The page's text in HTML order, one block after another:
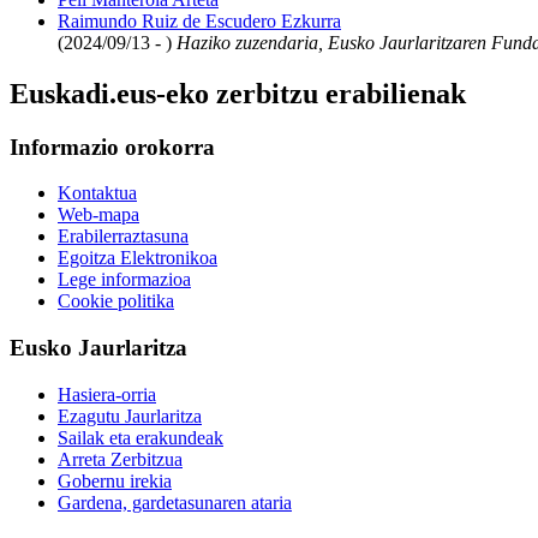
Raimundo Ruiz de Escudero Ezkurra
(2024/09/13 - ) Haziko zuzendaria, Eusko Jaurlaritzaren
Euskadi.eus-eko zerbitzu erabilienak
Informazio orokorra
Kontaktua
Web-mapa
Erabilerraztasuna
Egoitza Elektronikoa
Lege informazioa
Cookie politika
Eusko Jaurlaritza
Hasiera-orria
Ezagutu Jaurlaritza
Sailak eta erakundeak
Arreta Zerbitzua
Gobernu irekia
Gardena, gardetasunaren ataria